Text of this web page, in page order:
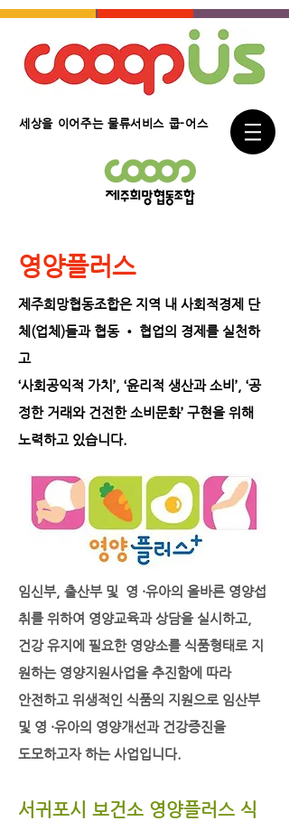
세상을 이어주는 물류서비스 쿱-어스
영양플러스
제주희망협동조합은 지역 내 사회적경제 단
체(업체)들과 협동 • 협업의 경제를 실천하
고
‘사회공익적 가치’, ‘윤리적 생산과 소비’, ‘공
정한 거래와 건전한 소비문화’ 구현을 위해
노력하고 있습니다.
임신부, 출산부 및 영 ·유아의 올바른 영양섭
취를 위하여 영양교육과 상담을 실시하고,
건강 유지에 필요한 영양소를 식품형태로 지
원하는 영양지원사업을 추진함에 따라
안전하고 위생적인 식품의 지원으로 임산부
및 영 ·유아의 영양개선과 건강증진을
도모하고자 하는 사업입니다.
서귀포시 보건소 영양플러스 식